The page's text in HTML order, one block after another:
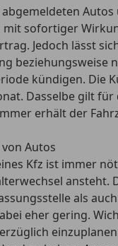
abgemeldeten
sofortiger
. Jedoch lässt
beziehungsweise
kündigen. Die
Dasselbe gilt für
erhält der
Autos
Kfz ist immer
ansteht.
als
eher gering.